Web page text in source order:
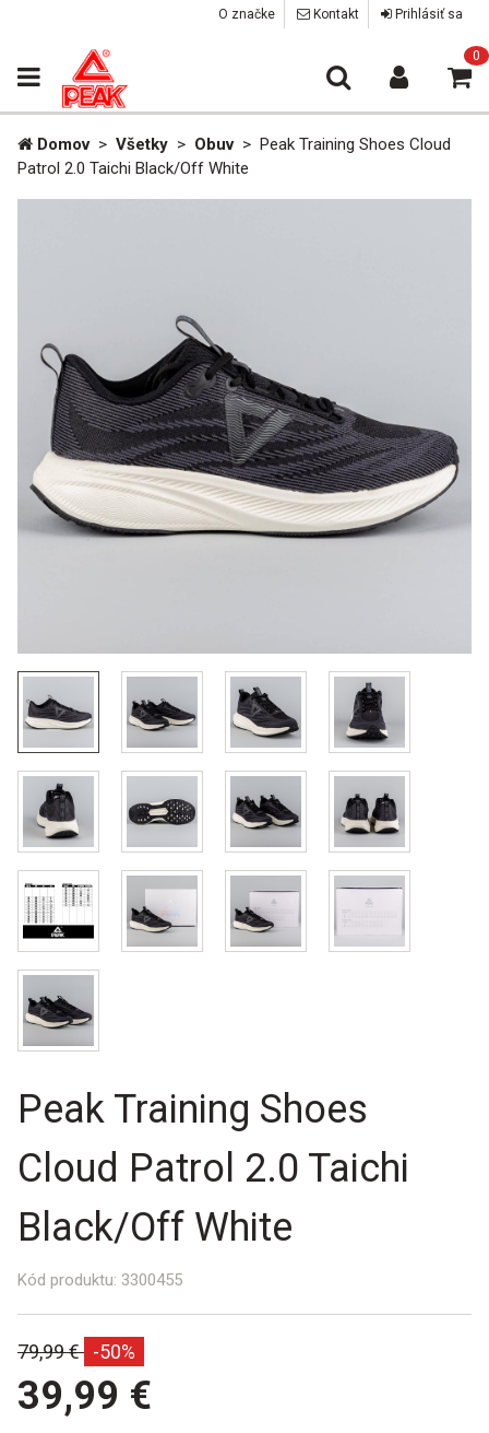
O značke Kontakt Prihlásiť sa
0
Domov > Všetky > Obuv > Peak Training Shoes Cloud
Patrol 2.0 Taichi Black/Off White
Peak Training Shoes
Cloud Patrol 2.0 Taichi
Black/Off White
Kód produktu: 3300455
Bežná
79,99 € -50%
39,99 €